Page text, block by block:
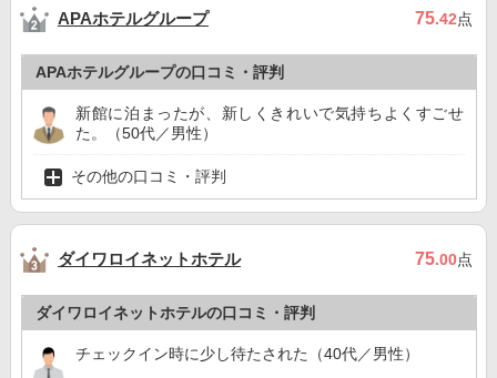
APAホテルグループ 75.42点
APAホテルグループの口コミ・評判
新館に泊まったが、新しくきれいで気持ちよくすごせ
た。（50代／男性）
その他の口コミ・評判
ダイワロイネットホテル 75.00点
ダイワロイネットホテルの口コミ・評判
チェックイン時に少し待たされた（40代／男性）